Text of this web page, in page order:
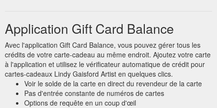
Application Gift Card Balance
Avec l'application Gift Card Balance, vous pouvez gérer tous les
crédits de votre carte-cadeau au même endroit. Ajoutez votre carte
à l'application et utilisez le vérificateur automatique de crédit pour
cartes-cadeaux Lindy Gaisford Artist en quelques clics.
Voir le solde de la carte en direct du revendeur de la carte
Pas d'entrée constante de numéros de cartes
Options de requête en un coup d'œil